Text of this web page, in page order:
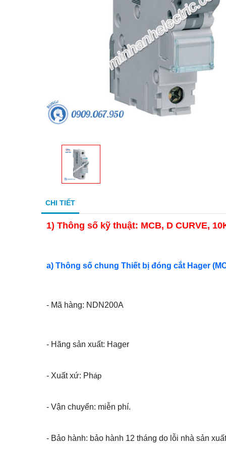
CHI TIẾT
1) Thông số kỹ thuật: MCB, D CURVE,
a) Thông số chung Thiết bị đóng cắt Hager
- Mã hàng: NDN200A
- Hãng sản xuất: Hager
- Xuất xứ: Pháp
- Vận chuyển: miễn phí.
- Bảo hành: bảo hành 12 tháng do lỗi nhà sản